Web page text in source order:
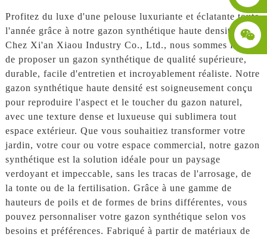
Profitez du luxe d'une pelouse luxuriante et éclatante toute
l'année grâce à notre gazon synthétique haute densité.
Chez Xi'an Xiaou Industry Co., Ltd., nous sommes fiers
de proposer un gazon synthétique de qualité supérieure,
durable, facile d'entretien et incroyablement réaliste. Notre
gazon synthétique haute densité est soigneusement conçu
pour reproduire l'aspect et le toucher du gazon naturel,
avec une texture dense et luxueuse qui sublimera tout
espace extérieur. Que vous souhaitiez transformer votre
jardin, votre cour ou votre espace commercial, notre gazon
synthétique est la solution idéale pour un paysage
verdoyant et impeccable, sans les tracas de l'arrosage, de
la tonte ou de la fertilisation. Grâce à une gamme de
hauteurs de poils et de formes de brins différentes, vous
pouvez personnaliser votre gazon synthétique selon vos
besoins et préférences. Fabriqué à partir de matériaux de